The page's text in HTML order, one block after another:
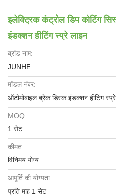
इलेक्ट्रिक कंट्रोल डिप कोटिंग
इंडक्शन हीटिंग स्प्रे लाइन
ब्रांड नाम:
JUNHE
मॉडल नंबर:
ऑटोमोबाइल ब्रेक डिस्क इंडक्शन हीटिंग
MOQ:
1 सेट
कीमत:
विनिमय योग्य
आपूर्ति की योग्यता:
प्रति माह 1 सेट